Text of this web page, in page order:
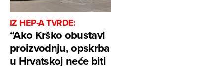
IZ HEP-A TVRDE:
“Ako Krško obustavi
proizvodnju, opskrba
u Hrvatskoj neće biti